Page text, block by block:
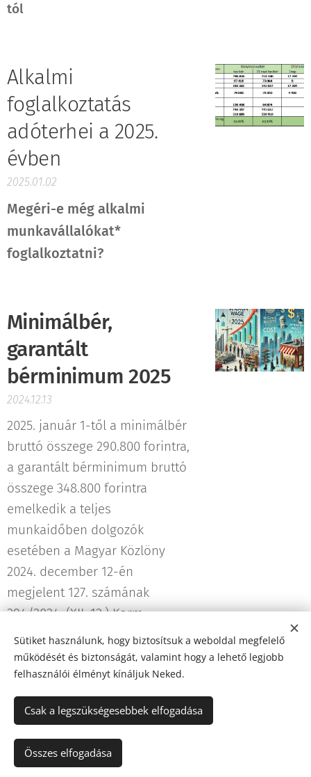
tól
Alkalmi
foglalkoztatás
adóterhei a 2025.
évben
2025.01.02
Megéri-e még alkalmi
munkavállalókat*
foglalkoztatni?
Minimálbér,
garantált
bérminimum 2025
2024.12.13
2025. január 1-től a minimálbér
bruttó összege 290.800 forintra,
a garantált bérminimum bruttó
összege 348.800 forintra
emelkedik a teljes
munkaidőben dolgozók
esetében a Magyar Közlöny
2024. december 12-én
megjelent 127. számának
394/2024. (XII. 12.) Korm.
rendelete alapján.
Újabb bejegyzés Korábbi bejegyzés
© 2026 Oreo-Tax Kft
Sütiket használunk, hogy biztosítsuk a weboldal megfelelő
működését és biztonságát, valamint hogy a lehető legjobb
felhasználói élményt kínáljuk Neked.
Csak a legszükségesebbek elfogadása
Összes elfogadása